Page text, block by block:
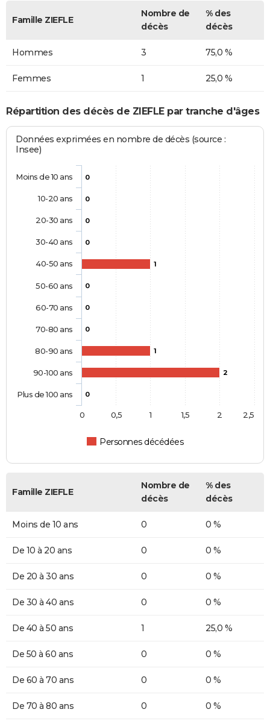
Famille ZIEFLE
Nombre de
décès
% des
décès
Hommes 3 75,0 %
Femmes 1 25,0 %
Répartition des décès de ZIEFLE par tranche d'âges
Données exprimées en nombre de décès (source :
Insee)
0
0
0
0
1
0
0
0
1
2
0
Personnes décédées
Moins de 10 ans
10-20 ans
20-30 ans
30-40 ans
40-50 ans
50-60 ans
60-70 ans
70-80 ans
80-90 ans
90-100 ans
Plus de 100 ans
0 0,5 1 1,5 2 2,5
Famille ZIEFLE
Nombre de
décès
% des
décès
Moins de 10 ans 0 0 %
De 10 à 20 ans 0 0 %
De 20 à 30 ans 0 0 %
De 30 à 40 ans 0 0 %
De 40 à 50 ans 1 25,0 %
De 50 à 60 ans 0 0 %
De 60 à 70 ans 0 0 %
De 70 à 80 ans 0 0 %